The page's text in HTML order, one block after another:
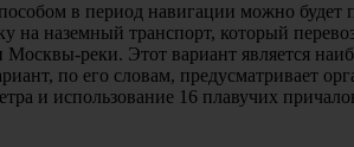
в период навигации можно будет
на наземный транспорт, который
Москвы-реки. Этот вариант является
по его словам, предусматривает
и использование 16 плавучих